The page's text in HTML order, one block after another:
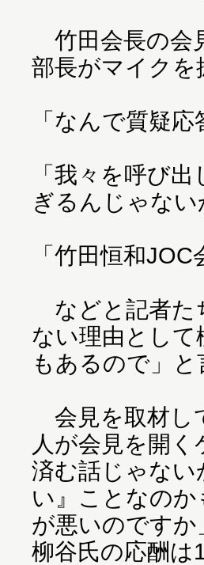
竹田会長の会
部長がマイクを
「なんで質疑
「我々を呼び
ぎるんじゃない
「竹田恒和
などと記者た
ない理由とし
もあるので」と
会見を取材し
人が会見を開
済む話じゃな
い』ことなの
が悪いのです
柳谷氏の応酬は